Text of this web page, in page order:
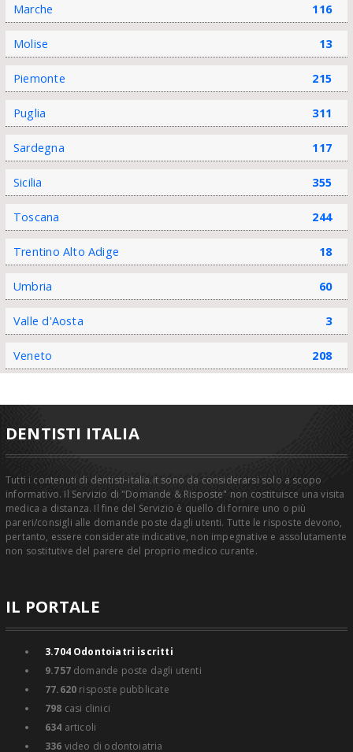
Marche 116
Molise 13
Piemonte 215
Puglia 311
Sardegna 117
Sicilia 355
Toscana 244
Trentino Alto Adige 18
Umbria 60
Valle d'Aosta 3
Veneto 208
DENTISTI ITALIA
Tutti i contenuti di dentisti-italia.it sono da considerarsi solo a scopo
informativo. Il Servizio di "Domande & Risposte" non costituisce una visita
medica a distanza. Il fine del Servizio è quello di fornire uno o più
pareri/consigli alle domande poste dagli utenti. Tutte le risposte devono,
pertanto, essere considerate indicative, non impegnative e assolutamente
non sostitutive del parere del proprio medico curante.
IL PORTALE
3.704Odontoiatri iscritti
9.757domande poste dagli utenti
77.620 risposte pubblicate
798 casi clinici
634 articoli
336 video di odontoiatria